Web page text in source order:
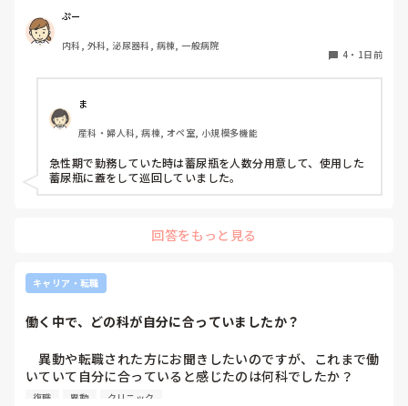
物処理室に持っていくという非効率な方法になってます。尿
破棄人数は10人近くになるので病室と汚物処理室を10往復
する形に。結果尿破棄に時間がかかってます。
ットしワゴン下段に乗せて破棄していき最後まとめて汚物処
理室で破棄してたのでその方法はダメなのか？と疑問抱いて
ます。もちろん汚物見えないようワゴンにカバーする等対策
して。
皆さんの病棟ではどのような方法取られてますか？
ぷー
内科, 外科, 泌尿器科, 病棟, 一般病院
4 ・ 1日前
ま
産科・婦人科, 病棟, オペ室, 小規模多機能
急性期で勤務していた時は蓄尿瓶を人数分用意して、使用した
蓄尿瓶に蓋をして巡回していました。
回答をもっと見る
キャリア・転職
働く中で、どの科が自分に合っていましたか？
異動や転職された方にお聞きしたいのですが、これまで働
いていて自分に合っていると感じたのは何科でしたか？
また、どんなところが合っていると感じましたか？
復職 異動 クリニック